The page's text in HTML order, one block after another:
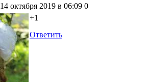
14 октября 2019 в 06:09 0
+1
Ответить